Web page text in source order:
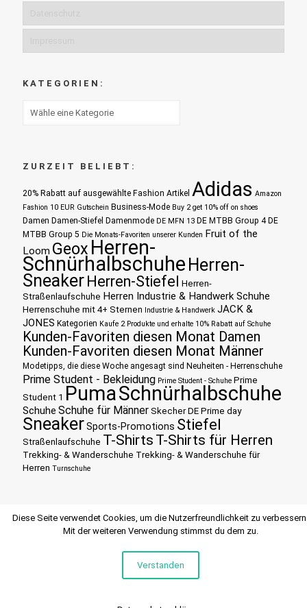
KATEGORIEN:
ZURZEIT BELIEBT:
20% Rabatt auf ausgewählte Fashion Artikel Adidas Amazon
Fashion 10 EUR Gutschein Business-Mode Buy 2 get 10% off on shoes
Damen Damen-Stiefel Damenmode DE MFN 13 DE MTBB Group 4 DE
MTBB Group 5 Die Monats-Favoriten unserer Kunden Fruit of the
Loom Geox Herren-
Schnürhalbschuhe Herren-
Sneaker Herren-Stiefel
Herren-
Straßenlaufschuhe Herren Industrie & Handwerk Schuhe
Herrenschuhe mit 4+ Sternen Industrie & Handwerk JACK &
JONES Kategorien Kaufe 2 Produkte und erhalte 10% Rabatt auf Schuhe
Kunden-Favoriten diesen Monat Damen
Kunden-Favoriten diesen Monat Männer
Modetipps, die diese Woche angesagt sind Neuheiten - Herrenschuhe
Prime Student - Bekleidung Prime Student - Schuhe Prime
Student 1 PumaSchnürhalbschuhe
Schuhe Schuhe für Männer Skecher DE Prime day
SneakerSports-Promotions Stiefel
Straßenlaufschuhe T-Shirts T-Shirts für Herren
Trekking- & Wanderschuhe Trekking- & Wanderschuhe für
Herren Turnschuhe
Diese Seite verwendet Cookies, um die Nutzerfreundlichkeit zu
Mit der weiteren Verwendung stimmst du dem zu.
Verstanden